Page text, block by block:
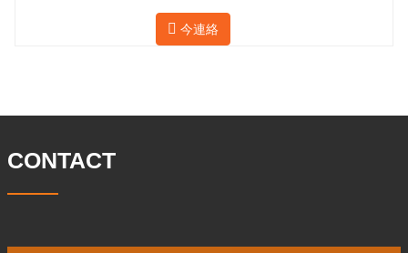
の簡単な紹介をさせていただきます。 材
敷地面積は 50,000 平方メートル、建築
面積は 25,000 平方メートルです。従業
電、石油機械部品、建設機械、鉱業、冶
今連絡
CONTACT